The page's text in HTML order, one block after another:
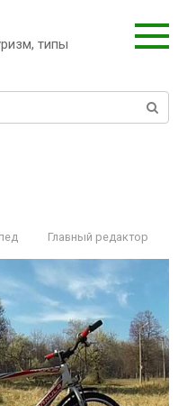
типы
Главный редактор